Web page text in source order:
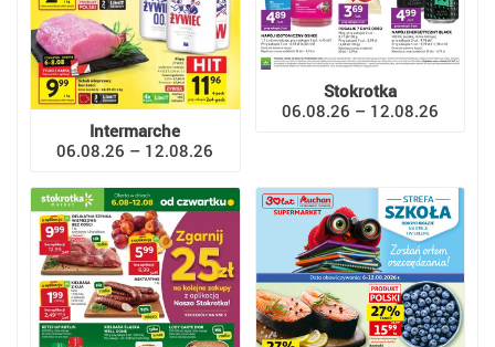
Intermarche
06.08.26 – 12.08.26
Stokrotka
06.08.26 – 12.08.26